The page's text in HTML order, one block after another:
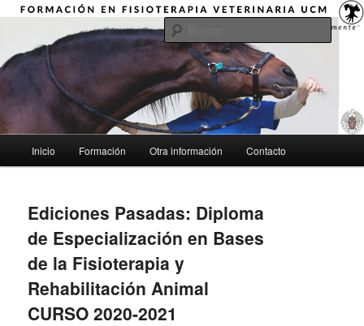
contenido
principalFormación en Fisioterapia
Veterinaria UCM
"Aprender a mirar globalmente"
Buscar
principal
Inicio Formación Otra información Contacto
Ediciones Pasadas: Diploma
de Especialización en Bases
de la Fisioterapia y
Rehabilitación Animal
CURSO 2020-2021